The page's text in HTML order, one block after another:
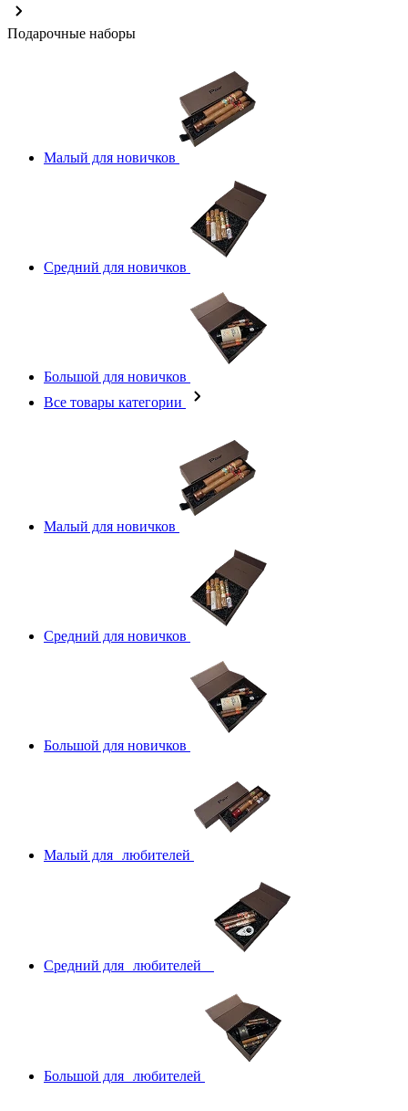
Подарочные наборы
Малый для новичков
Средний для новичков
Большой для новичков
Все товары категории
Малый для новичков
Средний для новичков
Большой для новичков
Малый для любителей
Средний для любителей
Большой для любителей